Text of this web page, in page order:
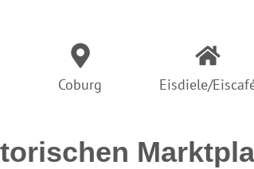
Coburg Eisdiele/